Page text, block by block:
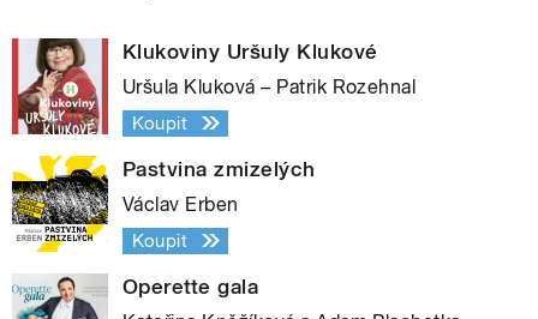
Klukoviny Uršuly Klukové
Uršula Kluková – Patrik Rozehnal
Koupit
Pastvina zmizelých
Václav Erben
Koupit
Operette gala